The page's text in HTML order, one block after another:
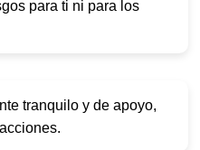
para ti ni para los
tranquilo y de apoyo,